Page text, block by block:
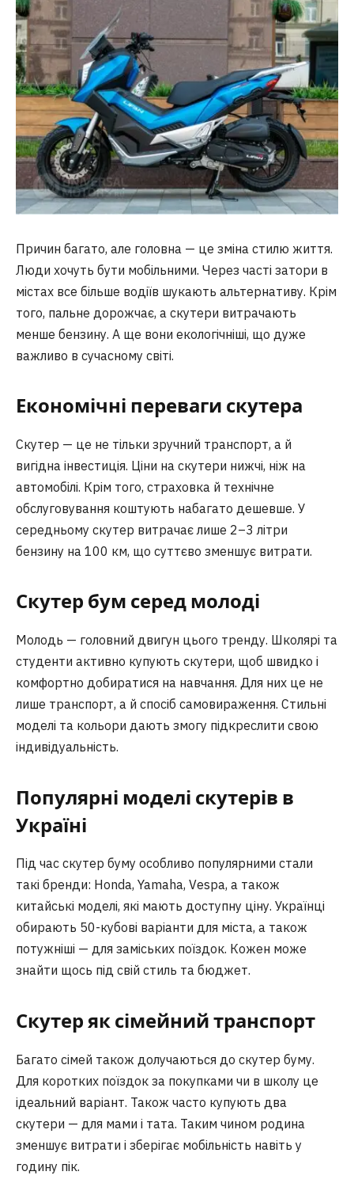
Причин багато, але головна — це зміна стилю життя.
Люди хочуть бути мобільними. Через часті затори в
містах все більше водіїв шукають альтернативу. Крім
того, пальне дорожчає, а скутери витрачають
менше бензину. А ще вони екологічніші, що дуже
важливо в сучасному світі.
Економічні переваги скутера
Скутер — це не тільки зручний транспорт, а й
вигідна інвестиція. Ціни на скутери нижчі, ніж на
автомобілі. Крім того, страховка й технічне
обслуговування коштують набагато дешевше. У
середньому скутер витрачає лише 2–3 літри
бензину на 100 км, що суттєво зменшує витрати.
Скутер бум серед молоді
Молодь — головний двигун цього тренду. Школярі та
студенти активно купують скутери, щоб швидко і
комфортно добиратися на навчання. Для них це не
лише транспорт, а й спосіб самовираження. Стильні
моделі та кольори дають змогу підкреслити свою
індивідуальність.
Популярні моделі скутерів в
Україні
Під час скутер буму особливо популярними стали
такі бренди: Honda, Yamaha, Vespa, а також
китайські моделі, які мають доступну ціну. Українці
обирають 50-кубові варіанти для міста, а також
потужніші — для заміських поїздок. Кожен може
знайти щось під свій стиль та бюджет.
Скутер як сімейний транспорт
Багато сімей також долучаються до скутер буму.
Для коротких поїздок за покупками чи в школу це
ідеальний варіант. Також часто купують два
скутери — для мами і тата. Таким чином родина
зменшує витрати і зберігає мобільність навіть у
годину пік.